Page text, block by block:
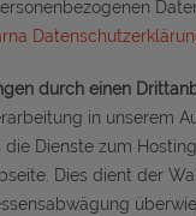
durch einen
in unserem
Dienste zum
Dies dient der